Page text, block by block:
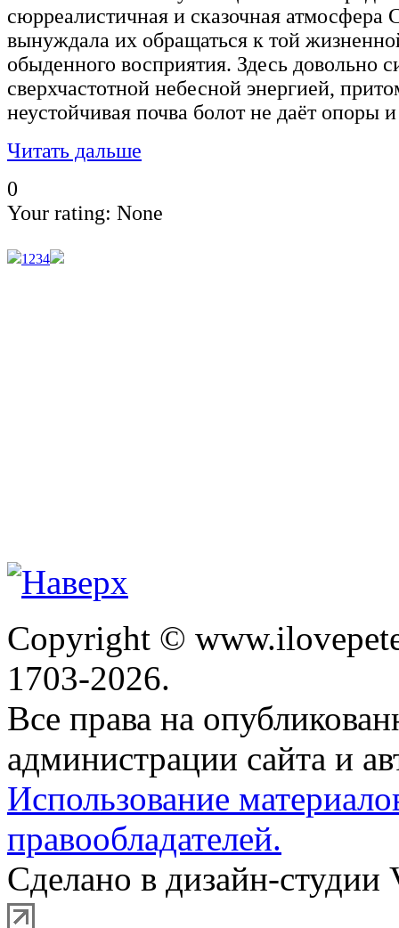
сюрреалистичная и сказочная атмосфера
вынуждала их обращаться к той
обыденного восприятия. Здесь довольно
сверхчастотной небесной энергией,
неустойчивая почва болот не даёт опоры
Читать дальше
0
Your rating: None
1 234
Copyright ©
1703-2026.
Все права на
администрации сайта и
Использование
правообладателей.
Сделано в дизайн-студии